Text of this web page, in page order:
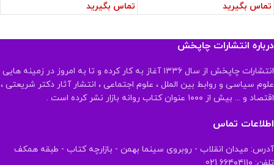
تماس بگیرید تماس بگیرید
درباره انتشارات چاپخش
انتشارات چاپخش از سال ۱۳۳۶ آغاز به کار کرده و تا به امروز در زمینه هایی
علوم سیاسی و روابط بین الملل ، علوم اجتماعی ، انتشار آثار دکتر شریعتی ،
اقتصاد و ... بیش از ۱۰۰۰ عنوان کتاب روانه بازار نشر کرده است .
اطلاعات تماس
آدرس: میدان انقلاب - روبروی سینما بهمن - بازارچه کتاب - طبقه همکف